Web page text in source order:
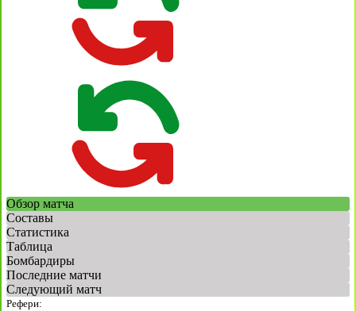
Обзор матча
Составы
Статистика
Таблица
Бомбардиры
Последние матчи
Следующий матч
Рефери: